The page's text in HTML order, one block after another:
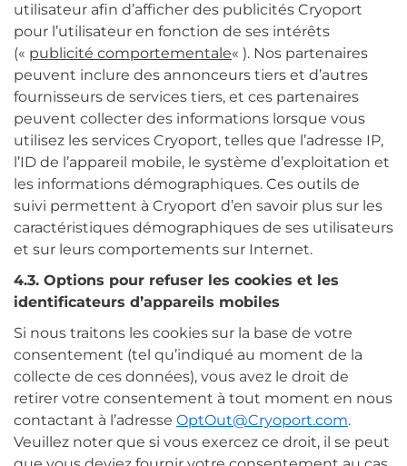
utilisateur afin d’afficher des publicités Cryoport
pour l’utilisateur en fonction de ses intérêts
(« publicité comportementale« ). Nos partenaires
peuvent inclure des annonceurs tiers et d’autres
fournisseurs de services tiers, et ces partenaires
peuvent collecter des informations lorsque vous
utilisez les services Cryoport, telles que l’adresse IP,
l’ID de l’appareil mobile, le système d’exploitation et
les informations démographiques. Ces outils de
suivi permettent à Cryoport d’en savoir plus sur les
caractéristiques démographiques de ses utilisateurs
et sur leurs comportements sur Internet.
4.3. Options pour refuser les cookies et les
identificateurs d’appareils mobiles
Si nous traitons les cookies sur la base de votre
consentement (tel qu’indiqué au moment de la
collecte de ces données), vous avez le droit de
retirer votre consentement à tout moment en nous
contactant à l’adresse OptOut@Cryoport.com.
Veuillez noter que si vous exercez ce droit, il se peut